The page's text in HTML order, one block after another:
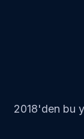
2018'den bu